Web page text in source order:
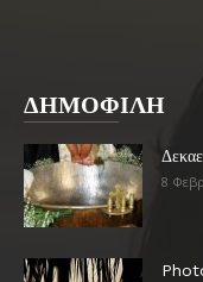
ΔΗΜΟΦΙΛΗ
8